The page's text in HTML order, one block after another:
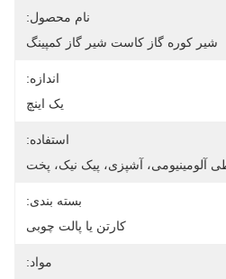
نام محصول:
شیر کوره گاز کاست شیر ​​گاز کمپینگ
اندازه:
یک اینچ
استفاده:
آلومینیومی، آشپزی، پیک نیک، پخت
بسته بندی:
کارتن یا پالت چوبی
مواد: